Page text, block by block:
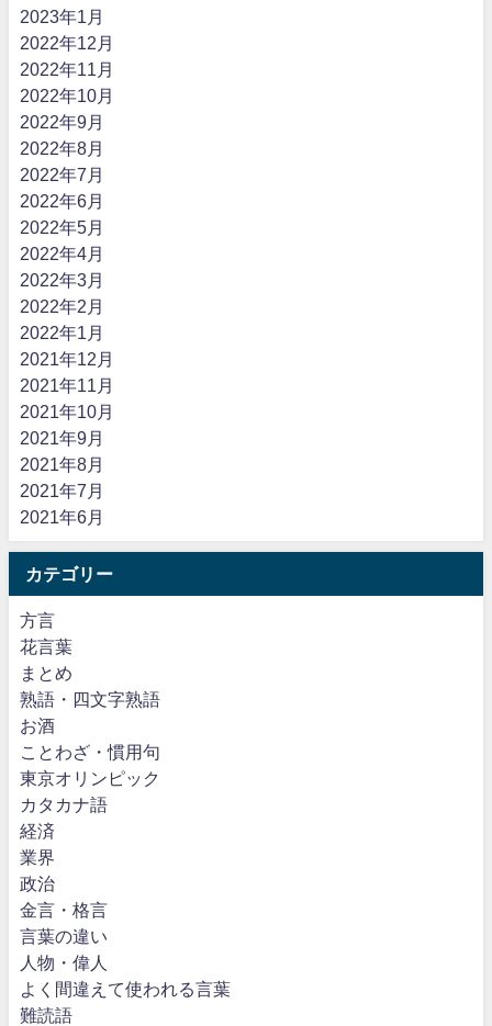
2023年1月
2022年12月
2022年11月
2022年10月
2022年9月
2022年8月
2022年7月
2022年6月
2022年5月
2022年4月
2022年3月
2022年2月
2022年1月
2021年12月
2021年11月
2021年10月
2021年9月
2021年8月
2021年7月
2021年6月
カテゴリー
方言
花言葉
まとめ
熟語・四文字熟語
お酒
ことわざ・慣用句
東京オリンピック
カタカナ語
経済
業界
政治
金言・格言
言葉の違い
人物・偉人
よく間違えて使われる言葉
難読語